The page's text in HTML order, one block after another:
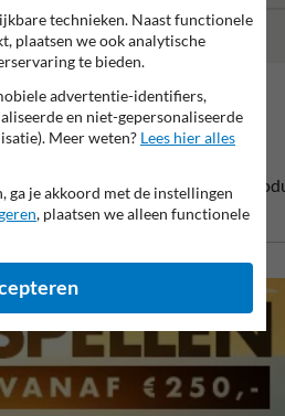
Reddingspictogrammen
Anti-graffiti laminaat Eigen
technieken. Naast functionele
plaatsen we ook analytische
te bieden.
advertentie-identifiers,
en niet-gepersonaliseerde
Meer weten? Lees hier alles
ga je akkoord met de instellingen
, plaatsen we alleen functionele